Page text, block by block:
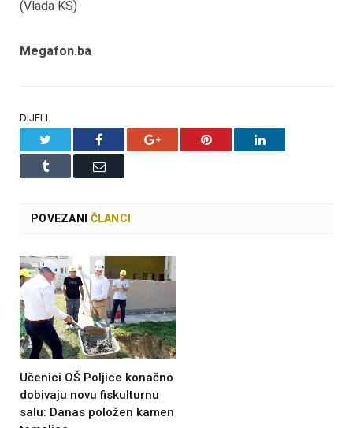
(Vlada KS)
Megafon.ba
DIJELI.
Facebook Google+ Pinterest LinkedIn
Tumblr Email
POVEZANI ČLANCI
Učenici OŠ Poljice konačno
dobivaju novu fiskulturnu
salu: Danas položen kamen